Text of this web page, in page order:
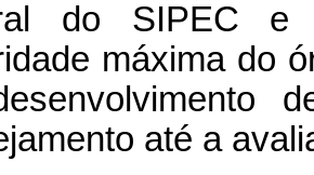
do SIPEC
máxima do
até a